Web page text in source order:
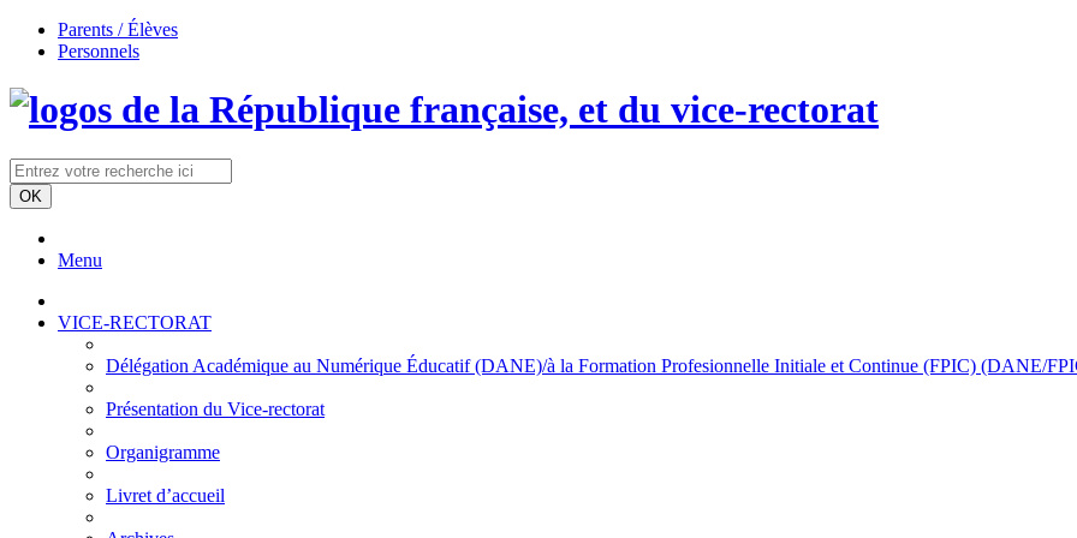
Parents / Élèves
Personnels
Menu
VICE-RECTORAT
Délégation Académique au Numérique Éducatif (DANE)/à la Formation Profesionnelle Initiale et Continue (FPIC) (DANE/
Présentation du Vice-rectorat
Organigramme
Livret d’accueil